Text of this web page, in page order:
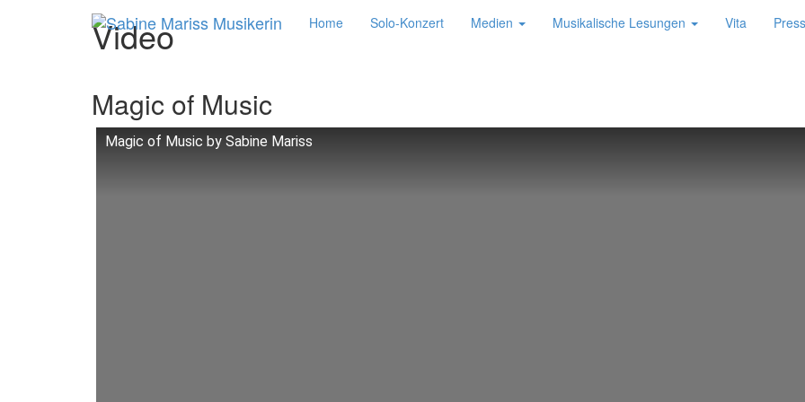
Home Solo-Konzert Medien Musikalische Lesungen Vita
Video
Magic of Music
Magic of Music by Sabine Mariss